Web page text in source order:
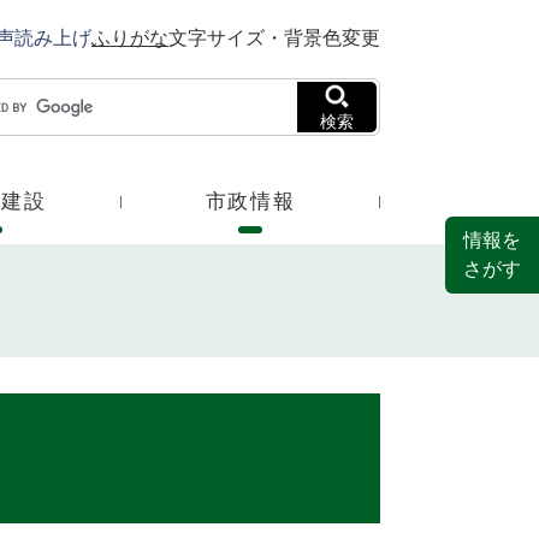
読み上げふりがな文字サイズ・背景色変更
検索
設 市政情報
情報を
さがす